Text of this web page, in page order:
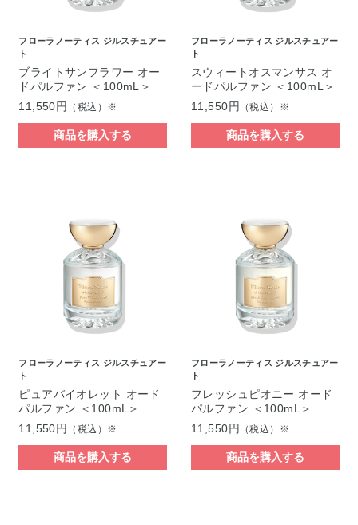
フローラノーティス ジルスチュアー
ト
ブライトサンフラワー オー
ドパルファン ＜100mL＞
11,550円
（税込）※
商品を購入する
フローラノーティス ジルスチュアー
ト
スウィートオスマンサス オ
ードパルファン ＜100mL＞
11,550円
（税込）※
商品を購入する
フローラノーティス ジルスチュアー
ト
ピュアバイオレット オード
パルファン ＜100mL＞
11,550円 （税込）※
商品を購入する
フローラノーティス ジルスチュアー
ト
フレッシュピオニー オード
パルファン ＜100mL＞
11,550円 （税込）※
商品を購入する